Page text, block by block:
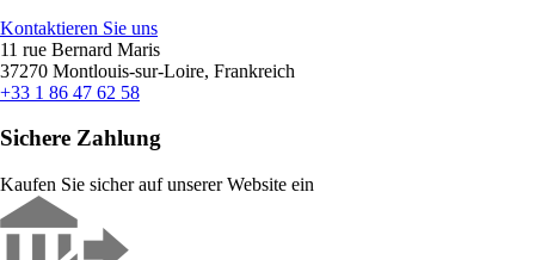
Kontaktieren Sie uns
11 rue Bernard Maris
37270 Montlouis-sur-Loire, Frankreich
+33 1 86 47 62 58
Sichere Zahlung
Kaufen Sie sicher auf unserer Website ein